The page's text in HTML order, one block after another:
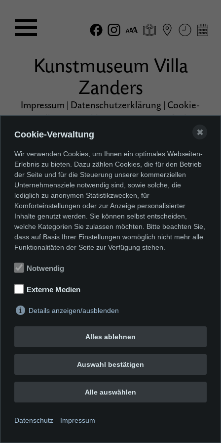
Kunstmuseum Villa
Zanders
Impressum Datenschutzerklärung Cookie-
Einstellungen|Erklärung zur Barrierefreiheit
Cookie-Verwaltung
Wir verwenden Cookies, um Ihnen ein optimales Webseiten-
Erlebnis zu bieten. Dazu zählen Cookies, die für den Betrieb
der Seite und für die Steuerung unserer kommerziellen
Unternehmensziele notwendig sind, sowie solche, die
lediglich zu anonymen Statistikzwecken, für
Komforteinstellungen oder zur Anzeige personalisierter
Inhalte genutzt werden. Sie können selbst entscheiden,
welche Kategorien Sie zulassen möchten. Bitte beachten Sie,
dass auf Basis Ihrer Einstellungen womöglich nicht mehr alle
Funktionalitäten der Seite zur Verfügung stehen.
Notwendig
Externe Medien
Details anzeigen/ausblenden
Alles ablehnen
Auswahl bestätigen
Alle auswählen
Datenschutz Impressum
✖